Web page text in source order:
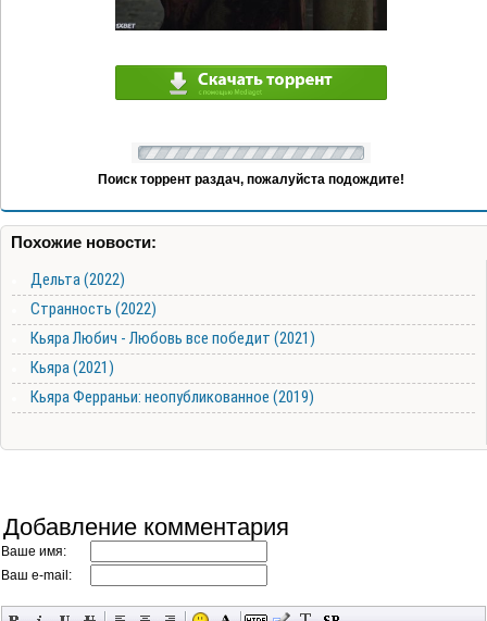
Поиск торрент раздач, пожалуйста подождите!
Похожие новости:
Дельта (2022)
Странность (2022)
Кьяра Любич - Любовь все победит (2021)
Кьяра (2021)
Кьяра Ферраньи: неопубликованное (2019)
Добавление комментария
Ваше имя:
Ваш e-mail: